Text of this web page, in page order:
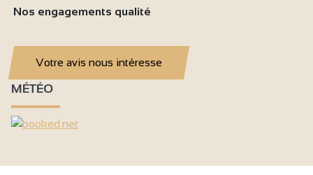
Nos engagements qualité
Votre avis nous intéresse
MÉTÉO